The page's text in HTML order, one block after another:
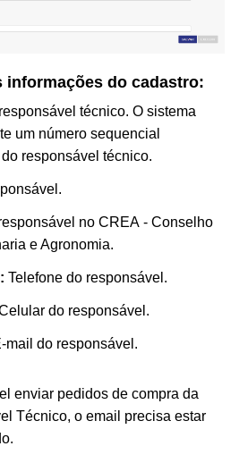
informações do cadastro:
técnico. O sistema
um número sequencial
responsável técnico.
no CREA - Conselho
e Agronomia.
Telefone do responsável.
do responsável.
mail do responsável.
enviar pedidos de compra da
Técnico, o email precisa estar